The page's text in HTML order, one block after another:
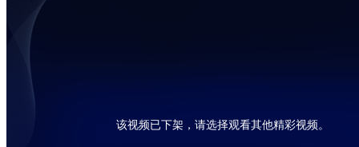
该视频已下架，请选择观看其他精彩视频。